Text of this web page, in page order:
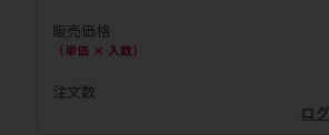
販売価格
（単価 × 入数）
注文数
ロ